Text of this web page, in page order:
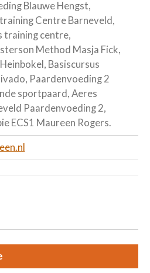
Blauwe Hengst,
Centre Barneveld,
training centre,
Method Masja Fick,
Basiscursus
Paardenvoeding 2
sportpaard, Aeres
Paardenvoeding 2,
ECS1 Maureen Rogers.